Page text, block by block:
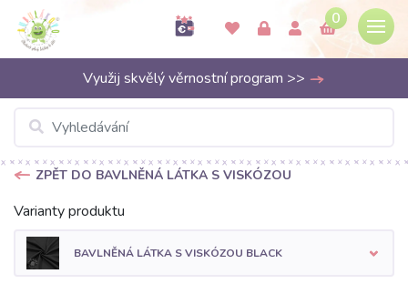
0
Využij skvělý věrnostní program >>
ZPĚT DO BAVLNĚNÁ LÁTKA S VISKÓZOU
Varianty produktu
BAVLNĚNÁ LÁTKA S VISKÓZOU BLACK